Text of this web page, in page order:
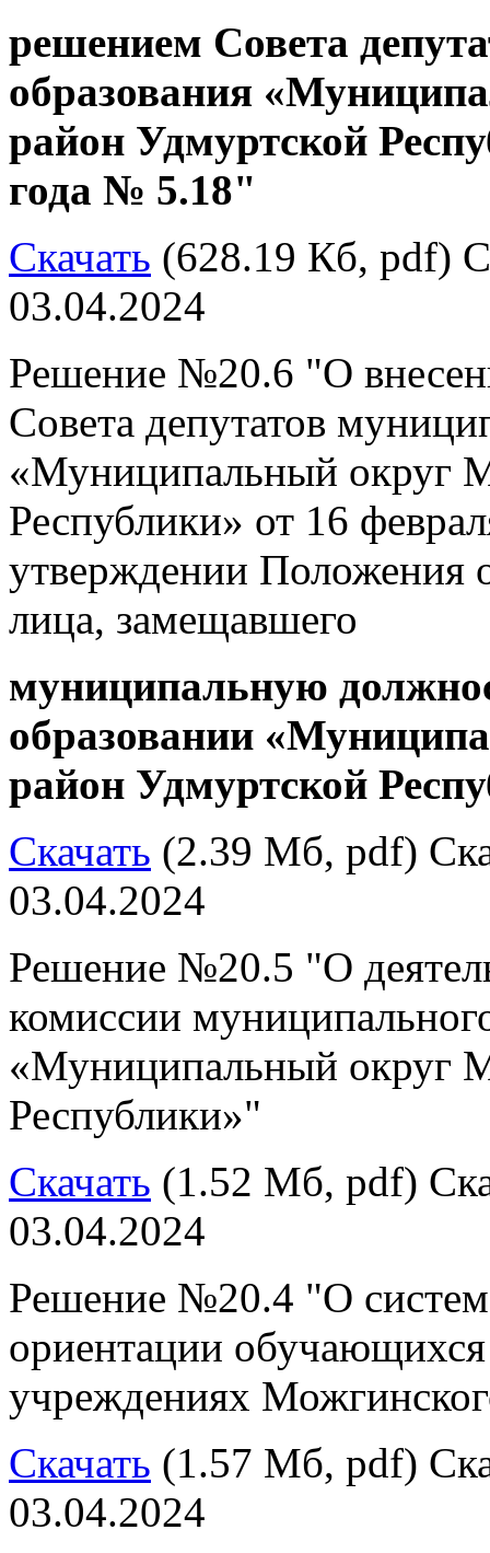
решением Совета
образования
район Удмуртской
года № 5.18"
Скачать (628.19 Кб, pdf)
03.04.2024
Решение №20.6 "О
Совета депутатов
«Муниципальный округ
Республики» от 16
утверждении Положения
лица, замещавшего
муниципальную
образовании
район Удмуртской
Скачать (2.39 Мб, pdf)
03.04.2024
Решение №20.5 "О
комиссии
«Муниципальный округ
Республики»"
Скачать (1.52 Мб, pdf)
03.04.2024
Решение №20.4 "О
ориентации обучающихся
учреждениях
Скачать (1.57 Мб, pdf)
03.04.2024